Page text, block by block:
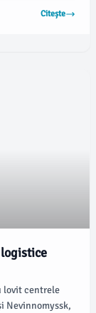
aceasta
nucleară și
Citește
lovit centrele
Nevinnomyssk,